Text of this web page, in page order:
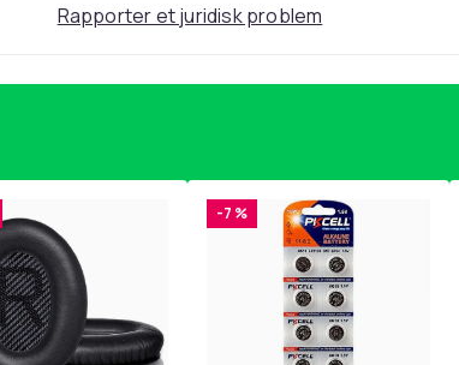
Rapporter et juridisk problem
-7 %